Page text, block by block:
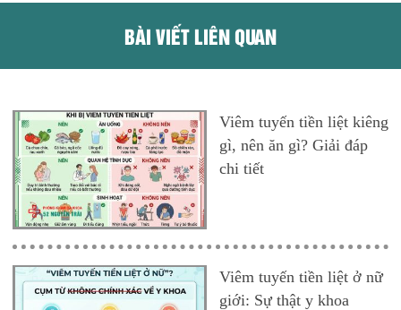
BÀI VIẾT LIÊN QUAN
Viêm tuyến tiền liệt kiêng
gì, nên ăn gì? Giải đáp
chi tiết
Viêm tuyến tiền liệt ở nữ
giới: Sự thật y khoa